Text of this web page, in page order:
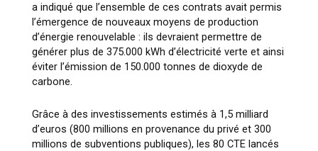
a indiqué que l’ensemble de ces contrats avait permis
l’émergence de nouveaux moyens de production
d’énergie renouvelable : ils devraient permettre de
générer plus de 375.000 kWh d’électricité verte et ainsi
éviter l’émission de 150.000 tonnes de dioxyde de
carbone.
Grâce à des investissements estimés à 1,5 milliard
d’euros (800 millions en provenance du privé et 300
millions de subventions publiques), les 80 CTE lancés